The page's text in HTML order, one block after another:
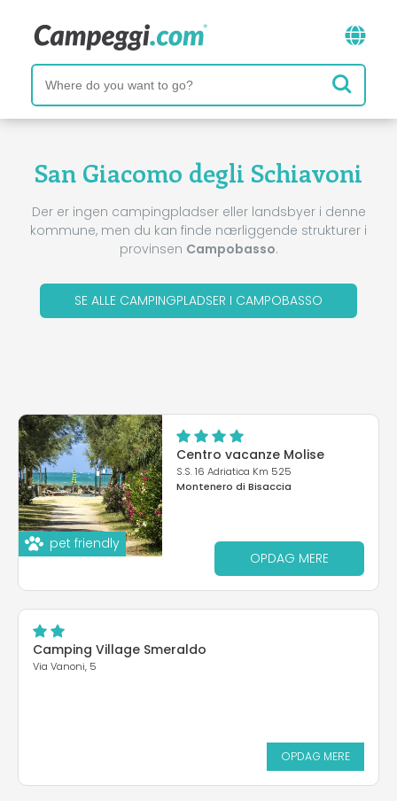
San Giacomo degli Schiavoni
Der er ingen campingpladser eller landsbyer i denne
kommune, men du kan finde nærliggende strukturer i
provinsen Campobasso.
SE ALLE CAMPINGPLADSER I CAMPOBASSO
pet friendly
Centro vacanze Molise
S.S. 16 Adriatica Km 525
Montenero di Bisaccia
OPDAG MERE
Camping Village Smeraldo
Via Vanoni, 5
OPDAG MERE